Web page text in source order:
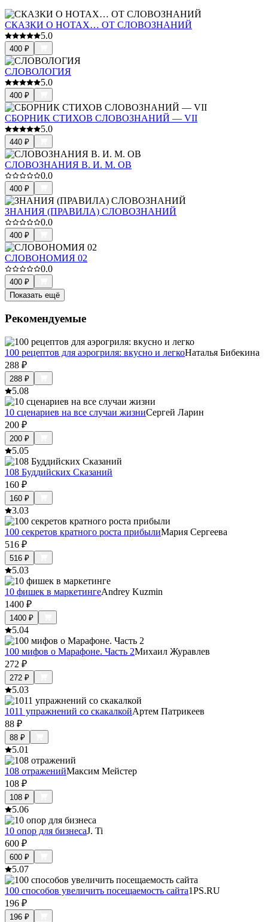
СКАЗКИ О НОТАХ… ОТ СЛОВОЗНАНИЙ
5.0
400 ₽
СЛОВОЛОГИЯ
5.0
400 ₽
СБОРНИК СТИХОВ СЛОВОЗНАНИЙ — VII
5.0
440 ₽
СЛОВОЗНАНИЯ В. И. М. ОВ
0.0
400 ₽
ЗНАНИЯ (ПРАВИЛА) СЛОВОЗНАНИЙ
0.0
400 ₽
СЛОВОНОМИЯ 02
0.0
400 ₽
Показать ещё
Рекомендуемые
100 рецептов для аэрогриля: вкусно и легкоНаталья Бибекина
288 ₽
288 ₽
5.08
10 сценариев на все случаи жизниСергей Ларин
200 ₽
200 ₽
5.05
108 Буддийских Сказаний
160 ₽
160 ₽
3.03
100 секретов кратного роста прибылиМария Сергеева
516 ₽
516 ₽
5.03
10 фишек в маркетингеAndrey Kuzmin
1400 ₽
1400 ₽
5.04
100 мифов о Марафоне. Часть 2Михаил Журавлев
272 ₽
272 ₽
5.03
1011 упражнений со скакалкойАртем Патрикеев
88 ₽
88 ₽
5.01
108 отраженийМаксим Мейстер
108 ₽
108 ₽
5.06
10 опор для бизнесаJ. Ti
600 ₽
600 ₽
5.07
100 способов увеличить посещаемость сайта1PS.RU
196 ₽
196 ₽